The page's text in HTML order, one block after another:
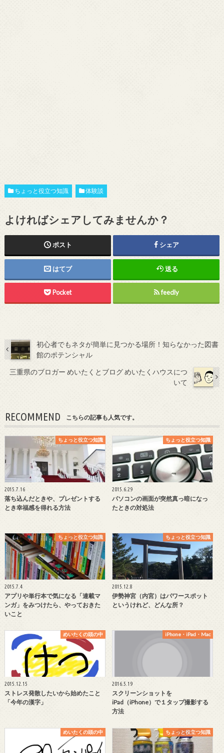
ちょっと役立つ知識 体験談
よければシェアしてみませんか？
ポスト シェア
はてブ 送る
Pocket feedly
初心者でもネタが簡単に見つかる場所！知らなかった図書
館のポテンシャル
三重県のブロガー めいたくとブログ めいたくハウスにつ
いて
RECOMMEND こちらの記事も人気です。
ちょっと役立つ知識
2015.7.16
落ち込んだときや、プレゼントする
とき幸福感を得れる方法
ちょっと役立つ知識
2015.6.29
パソコンの画面が突然真っ暗になっ
たときの対処法
ちょっと役立つ知識
2015.7.4
アプリや単行本で気になる「連載マ
ンガ」をみつけたら、やっておきた
いこと
ちょっと役立つ知識
2015.12.8
伊勢神宮（内宮）はパワースポット
というけれど、どんな所？
めいたくの頭の中
2015.12.15
ストレス発散したいから始めたこと
「今年の漢字」
iPhone・iPad・Mac
2016.5.19
スクリーンショットを
iPad（iPhone）で１タップ撮影する
方法
めいたくの頭の中 ちょっと役立つ知識